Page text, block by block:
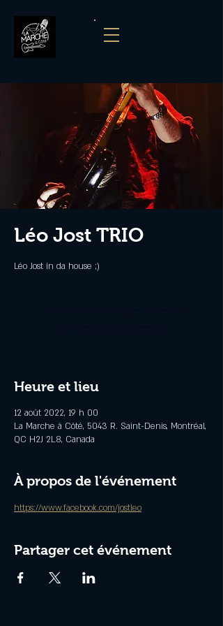
Léo Jost TRIO
Léo Jost in da house ;)
Heure et lieu
12 août 2022, 19 h 00
La Marche à Côté, 5043 R. Saint-Denis, Montréal,
QC H2J 2L8, Canada
À propos de l'événement
https://www.facebook.com/jostleo
Partager cet événement